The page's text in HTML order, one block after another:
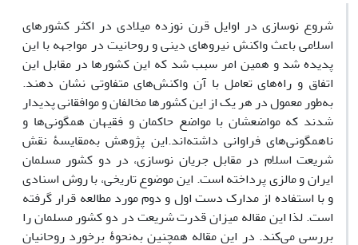
شروع نوسازی در اوایل قرن نوزده میلادی در اکثر کشورهای
اسلامی باعث واکنش نیروهای دینی و روحانیت در مواجهه با این
پدیده شد و همین امر سبب شد که این کشورها در مقابل این
اتفاق و راه‌های تعامل با آن واکنش‌های متفاوتی نشان دهند.
به‌طور معمول در هر یک از این کشورها مخالفان و موافقانی پدیدار
شدند که مواضع­شان با مواضع حاکمان و فقیهان همگونی‌ها و
ناهمگونی‌های فراوانی داشته‌اند.این پژوهش به‌مقایسۀ نقش
شریعت اسلام در مقابل جریان نوسازی، در دو کشور مسلمان
ایران و مالزی پرداخته است. این موضوع تاریخی، با روش اسنادی
و با استفاده از مدارک دست اول و دوم مورد مطالعه قرار گرفته
است. لذا این مقاله میزان قدرت شریعت در دو کشور مسلمان را
بررسی می‌کند. در این مقاله همچنین به‌نحوۀ برخورد روحانیان